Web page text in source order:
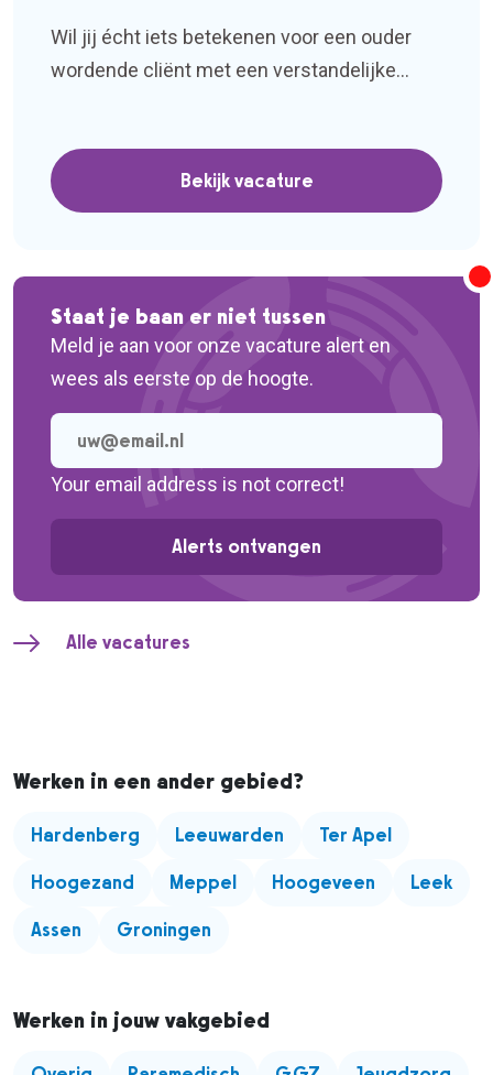
Wil jij écht iets betekenen voor een ouder
wordende cliënt met een verstandelijke
direct een betrokken Helpende Plus voor
een mooie detacheringsopdracht. Je werkt 3
Bekijk vacature
Staat je baan er niet tussen
Meld je aan voor onze vacature alert en
wees als eerste op de hoogte.
Your email address is not correct!
Alerts ontvangen
Alle vacatures
Werken in een ander gebied?
Hardenberg Leeuwarden
Ter Apel
Hoogezand
Meppel Hoogeveen
Leek
Assen
Groningen
Werken in jouw vakgebied